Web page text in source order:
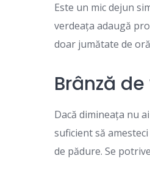
Este un mic dejun
verdeața adaugă
doar jumătate de
Brânză
Dacă dimineața nu
suficient să
de pădure. Se